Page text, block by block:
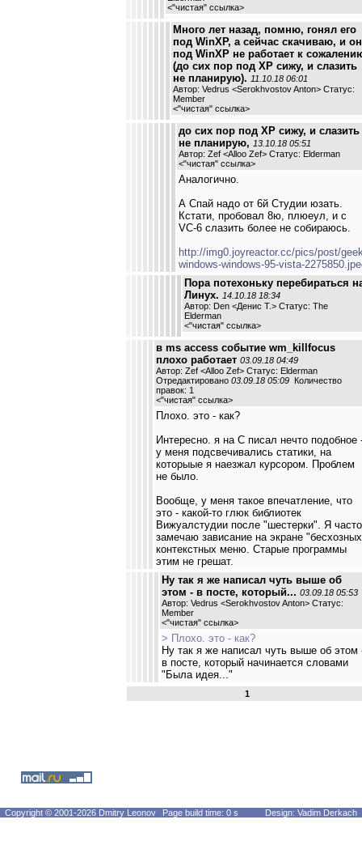
<"чистая" ссылка>
Много лет назад, помню, гонял его
под WinXP, а сейчас скачиваю, и он
под WinXP не работает к
(до сих пор под XP сижу, и слазить
не планирую). 11.10.18 06:01
Автор: Vedrus <Serokhvostov Anton> Статус:
Member
<"чистая" ссылка>
до сих пор под XP сижу, и слазить
не планирую, 13.10.18 05:51
Автор: Zef <Alloo Zef> Статус: Elderman
<"чистая" ссылка>
Аналогично.
А Спай надо от 6й Студии юзать.
Кстати, пробовал 8ю, плюеул, и с
VC-6 слазить более не собираюсь.
http://img0.joyreactor.cc/pics/post/
windows-windows-95-vista-
Пора потехоньку перебираться
Линух. 14.10.18 18:34
Автор: Den <Денис Т.> Статус: The
Elderman
<"чистая" ссылка>
в ms access событие wm_killfocus
плохо работает 03.09.18 04:49
Автор: Zef <Alloo Zef> Статус: Elderman
Отредактировано 03.09.18 05:09 Количество
правок: 1
<"чистая" ссылка>
Плохо. это - как?
Интересно. я на С писал нечто подобное
у меня подсвечивались статики, на
которыые я наезжал курсором. Проблем
не было.
Вообще, у меня такое впечатление, что
это - какой-то глюк библиотек
Вижуалстудии после "шестерки". Я часто
замечаю зависание на экране
контекстных меню. Старые программы
этим не грешат.
Ну так я же написал чуть выше об
этом - в посте, который... 03.09.18 05:53
Автор: Vedrus <Serokhvostov Anton> Статус:
Member
<"чистая" ссылка>
> Плохо. это - как?
Ну так я же написал чуть выше об этом
в посте, который начинается словами
"Была идея..."
1
Copyright © 2001-2026 Dmitry Leonov Page build time: 0 s Design: Vadim Derkach